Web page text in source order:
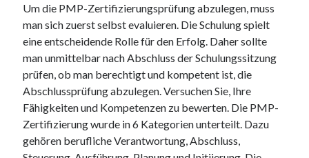
Um die PMP-Zertifizierungsprüfung abzulegen, muss
man sich zuerst selbst evaluieren. Die Schulung spielt
eine entscheidende Rolle für den Erfolg. Daher sollte
man unmittelbar nach Abschluss der Schulungssitzung
prüfen, ob man berechtigt und kompetent ist, die
Abschlussprüfung abzulegen. Versuchen Sie, Ihre
Fähigkeiten und Kompetenzen zu bewerten. Die PMP-
Zertifizierung wurde in 6 Kategorien unterteilt. Dazu
gehören berufliche Verantwortung, Abschluss,